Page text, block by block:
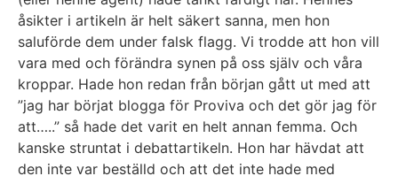
åsikter i artikeln är helt säkert sanna, men hon
saluförde dem under falsk flagg. Vi trodde att hon vill
vara med och förändra synen på oss själv och våra
kroppar. Hade hon redan från början gått ut med att
”jag har börjat blogga för Proviva och det gör jag för
att…..” så hade det varit en helt annan femma. Och
kanske struntat i debattartikeln. Hon har hävdat att
den inte var beställd och att det inte hade med